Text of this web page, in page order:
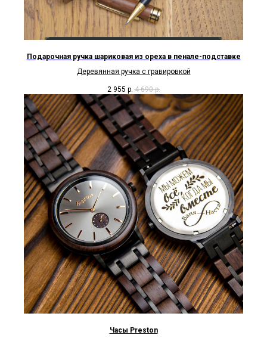
Подарочная ручка шариковая из ореха в пенале-подставке
Деревянная ручка с гравировкой
2 955 р. 4 690 р.
Часы Preston